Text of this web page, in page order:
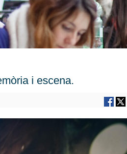
i escena.